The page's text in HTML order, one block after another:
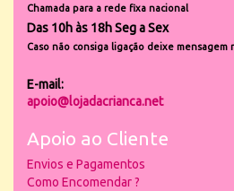
Chamada para a rede fixa nacional
Das 10h às 18h Seg a Sex
Caso não consiga ligação deixe mensagem
E-mail:
apoio@lojadacrianca.net
Apoio ao Cliente
Envios e Pagamentos
Como Encomendar ?